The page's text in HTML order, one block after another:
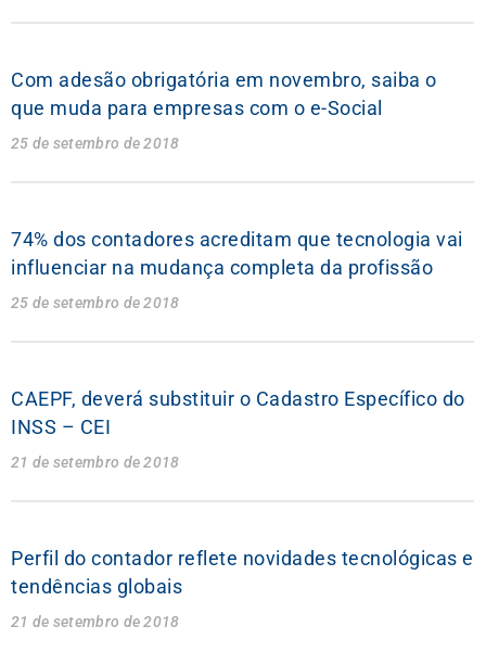
Com adesão obrigatória em novembro, saiba o
que muda para empresas com o e-Social
25 de setembro de 2018
74% dos contadores acreditam que tecnologia vai
influenciar na mudança completa da profissão
25 de setembro de 2018
CAEPF, deverá substituir o Cadastro Específico do
INSS – CEI
21 de setembro de 2018
Perfil do contador reflete novidades tecnológicas e
tendências globais
21 de setembro de 2018